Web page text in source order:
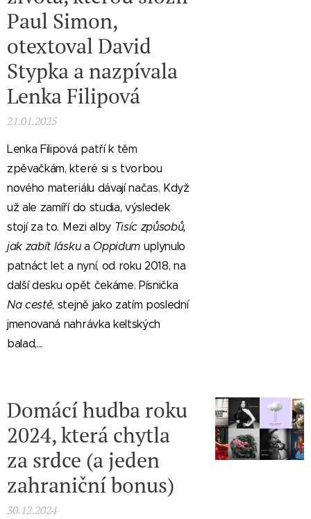
Paul Simon,
otextoval David
Stypka a nazpívala
Lenka Filipová
21.01.2025
Lenka Filipová patří k těm
zpěvačkám, které si s tvorbou
nového materiálu dávají načas. Když
už ale zamíří do studia, výsledek
stojí za to. Mezi alby Tisíc způsobů,
jak zabít láskua Oppidum uplynulo
patnáct let a nyní, od roku 2018, na
další desku opět čekáme. Písnička
Na cestě, stejně jako zatím poslední
jmenovaná nahrávka keltských
balad,...
Domácí hudba roku
2024, která chytla
za srdce (a jeden
zahraniční bonus)
30.12.2024